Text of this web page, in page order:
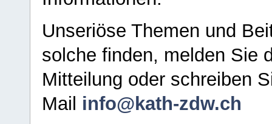
Unseriöse Themen und
solche finden, melden Sie
Mitteilung oder schreiben
Mail info@kath-zdw.ch